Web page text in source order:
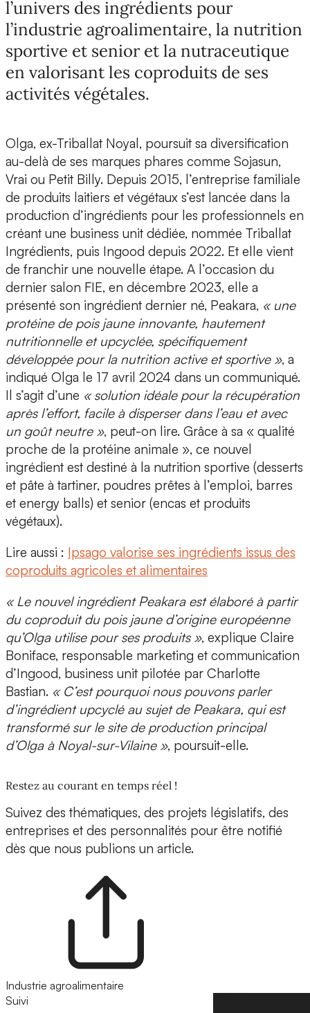
l’univers des ingrédients pour
l’industrie agroalimentaire, la nutrition
sportive et senior et la nutraceutique
en valorisant les coproduits de ses
activités végétales.
Olga, ex-Triballat Noyal, poursuit sa diversification
au-delà de ses marques phares comme Sojasun,
Vrai ou Petit Billy. Depuis 2015, l’entreprise familiale
de produits laitiers et végétaux s’est lancée dans la
production d’ingrédients pour les professionnels en
créant une business unit dédiée, nommée Triballat
Ingrédients, puis Ingood depuis 2022. Et elle vient
de franchir une nouvelle étape. A l’occasion du
dernier salon FIE, en décembre 2023, elle a
présenté son ingrédient dernier né, Peakara, « une
protéine de pois jaune innovante, hautement
nutritionnelle et upcyclée, spécifiquement
développée pour la nutrition active et sportive », a
indiqué Olga le 17 avril 2024 dans un communiqué.
Il s’agit d’une « solution idéale pour la récupération
après l’effort, facile à disperser dans l’eau et avec
un goût neutre », peut-on lire. Grâce à sa « qualité
proche de la protéine animale », ce nouvel
ingrédient est destiné à la nutrition sportive (desserts
et pâte à tartiner, poudres prêtes à l’emploi, barres
et energy balls) et senior (encas et produits
végétaux).
Lire aussi : Ipsago valorise ses ingrédients issus des
coproduits agricoles et alimentaires
« Le nouvel ingrédient Peakara est élaboré à partir
du coproduit du pois jaune d’origine européenne
qu’Olga utilise pour ses produits », explique Claire
Boniface, responsable marketing et communication
d’Ingood, business unit pilotée par Charlotte
Bastian. « C’est pourquoi nous pouvons parler
d’ingrédient upcyclé au sujet de Peakara, qui est
transformé sur le site de production principal
d’Olga à Noyal-sur-Vilaine », poursuit-elle.
Restez au courant en temps réel !
Suivez des thématiques, des projets législatifs, des
entreprises et des personnalités pour être notifié
dès que nous publions un article.
Industrie agroalimentaire
Suivi